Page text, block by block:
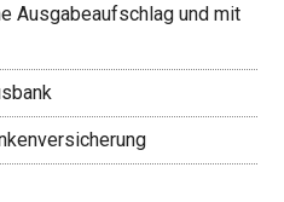
Ausgabeaufschlag und mit